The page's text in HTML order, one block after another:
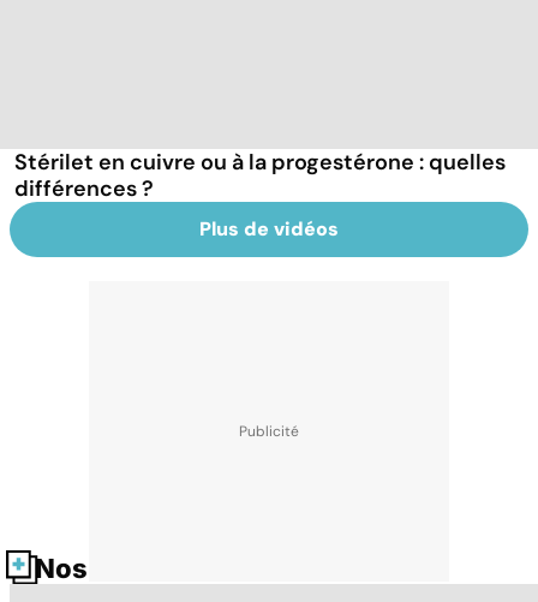
Stérilet en cuivre ou à la progestérone : quelles
différences ?
Plus de vidéos
Nos fiches santé